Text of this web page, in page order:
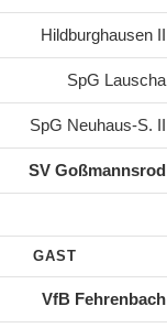
Hildburghausen II
SpG Lauscha
SpG Neuhaus-S. II
SV Goßmannsrod
GAST
VfB Fehrenbach